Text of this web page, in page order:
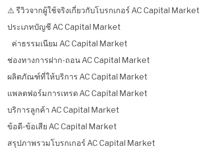
⚠️ รีวิวจากผู้ใช้จริงเกี่ยวกับโบรกเกอร์ AC Capital Market
ประเภทบัญชี AC Capital Market
ค่าธรรมเนียม AC Capital Market
ช่องทางการฝาก-ถอน AC Capital Market
ผลิตภัณฑ์ที่ให้บริการ AC Capital Market
แพลตฟอร์มการเทรด AC Capital Market
บริการลูกค้า AC Capital Market
ข้อดี-ข้อเสีย AC Capital Market
สรุปภาพรวมโบรกเกอร์ AC Capital Market